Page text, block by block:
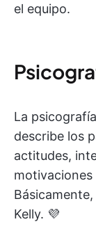
el equipo.
La
describe los
actitudes,
Kelly. 💜